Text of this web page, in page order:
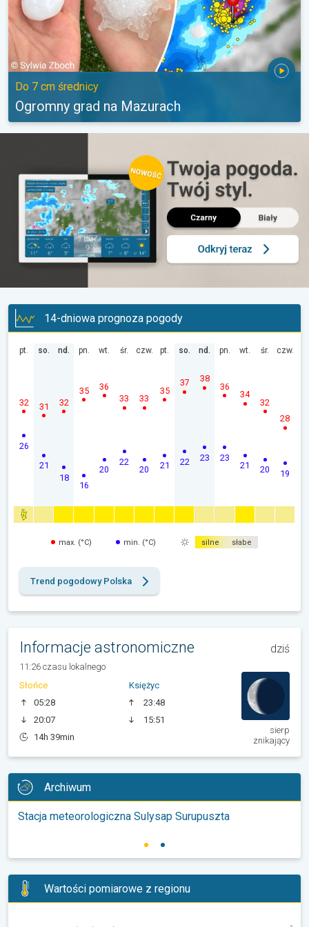
Do 7 cm średnicy
Ogromny grad na Mazurach
14-dniowa prognoza pogody
pt.
26
32
so.
21
31
nd.
18
32
pn.
16
35
wt.
20
36
śr.
22
33
czw.
20
33
pt.
21
35
so.
22
37
nd.
23
38
pn.
23
36
wt.
21
34
śr.
20
32
czw.
19
28
max. (°C) min. (°C) silne słabe
Trend pogodowy Polska
Informacje astronomiczne dziś
11:26 czasu lokalnego
Słońce
05:28
20:07
14h 39min
Księżyc
23:48
15:51
sierp
znikający
Archiwum
Stacja meteorologiczna Sulysap Surupuszta
Wartości pomiarowe z regionu